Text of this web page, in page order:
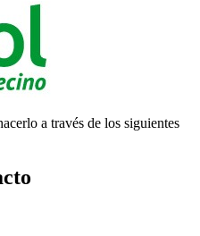
a través de los siguientes